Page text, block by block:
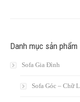
Danh mục sản phẩm
Sofa Gia Đình
Sofa Góc – Chữ L